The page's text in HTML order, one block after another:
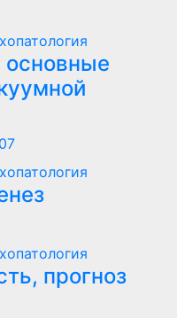
основные
прогноз